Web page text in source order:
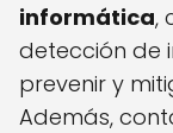
informática,
detección de
prevenir y
Además,